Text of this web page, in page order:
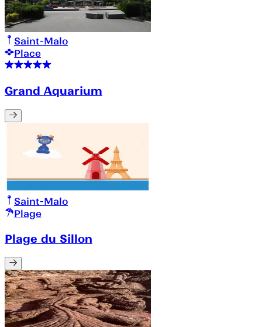
Saint-Malo
Place
Grand Aquarium
Saint-Malo
Plage
Plage du Sillon